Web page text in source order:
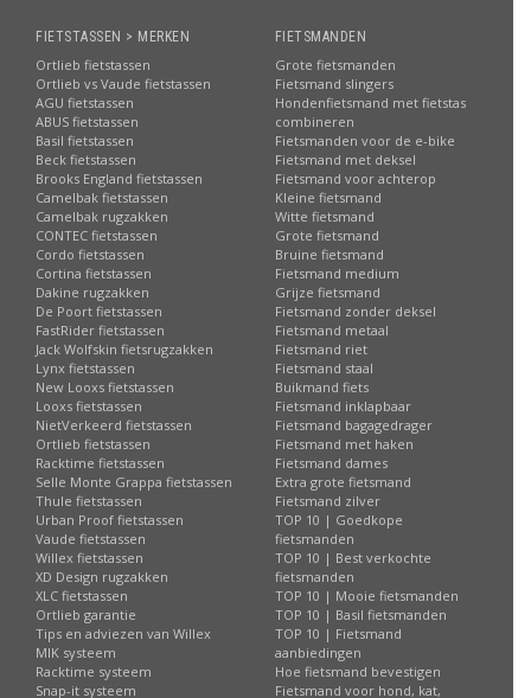
FIETSTASSEN > MERKEN
Ortlieb fietstassen
Ortlieb vs Vaude fietstassen
AGU fietstassen
ABUS fietstassen
Basil fietstassen
Beck fietstassen
Brooks England fietstassen
Camelbak fietstassen
Camelbak rugzakken
CONTEC fietstassen
Cordo fietstassen
Cortina fietstassen
Dakine rugzakken
De Poort fietstassen
FastRider fietstassen
Jack Wolfskin fietsrugzakken
Lynx fietstassen
New Looxs fietstassen
Looxs fietstassen
NietVerkeerd fietstassen
Ortlieb fietstassen
Racktime fietstassen
Selle Monte Grappa fietstassen
Thule fietstassen
Urban Proof fietstassen
Vaude fietstassen
Willex fietstassen
XD Design rugzakken
XLC fietstassen
Ortlieb garantie
Tips en adviezen van Willex
MIK systeem
Racktime systeem
Snap-it systeem
FIETSMANDEN
Grote fietsmanden
Fietsmand slingers
Hondenfietsmand met fietstas
combineren
Fietsmanden voor de e-bike
Fietsmand met deksel
Fietsmand voor achterop
Kleine fietsmand
Witte fietsmand
Grote fietsmand
Bruine fietsmand
Fietsmand medium
Grijze fietsmand
Fietsmand zonder deksel
Fietsmand metaal
Fietsmand riet
Fietsmand staal
Buikmand fiets
Fietsmand inklapbaar
Fietsmand bagagedrager
Fietsmand met haken
Fietsmand dames
Extra grote fietsmand
Fietsmand zilver
TOP 10 | Goedkope
fietsmanden
TOP 10 | Best verkochte
fietsmanden
TOP 10 | Mooie fietsmanden
TOP 10 | Basil fietsmanden
TOP 10 | Fietsmand
aanbiedingen
Hoe fietsmand bevestigen
Fietsmand voor hond, kat,